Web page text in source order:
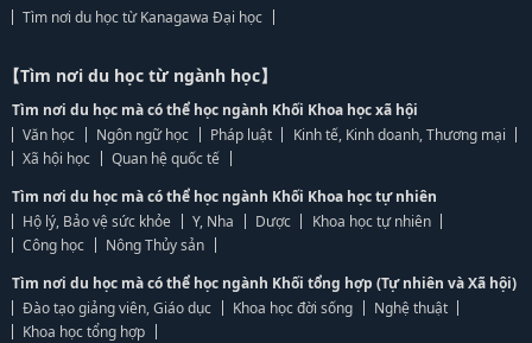
Tìm nơi du học từ Kanagawa Đại học
【Tìm nơi du học từ ngành học】
Tìm nơi du học mà có thể học ngành Khối Khoa học xã hội
Văn học
Ngôn ngữ học Pháp luật
Kinh tế, Kinh doanh, Thương mại
Xã hội học
Quan hệ quốc tế
Tìm nơi du học mà có thể học ngành Khối Khoa học tự nhiên
Hộ lý, Bảo vệ sức khỏe
Y, Nha Dược
Khoa học tự nhiên
Công học
Nông Thủy sản
Tìm nơi du học mà có thể học ngành Khối tổng hợp (Tự nhiên và Xã hội)
Đào tạo giảng viên, Giáo dục
Khoa học đời sống
Nghệ thuật
Khoa học tổng hợp